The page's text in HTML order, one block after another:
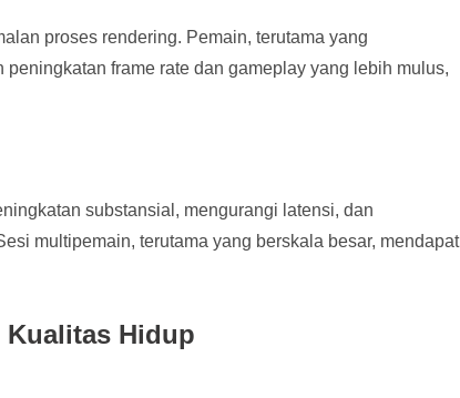
proses rendering. Pemain, terutama yang
frame rate dan gameplay yang lebih mulus,
substansial, mengurangi latensi, dan
multipemain, terutama yang berskala besar, mendapat
Kualitas Hidup